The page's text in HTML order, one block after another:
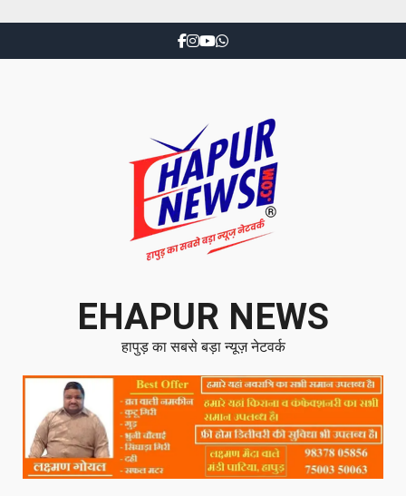
EHAPUR NEWS
हापुड़ का सबसे बड़ा न्यूज़ नेटवर्क